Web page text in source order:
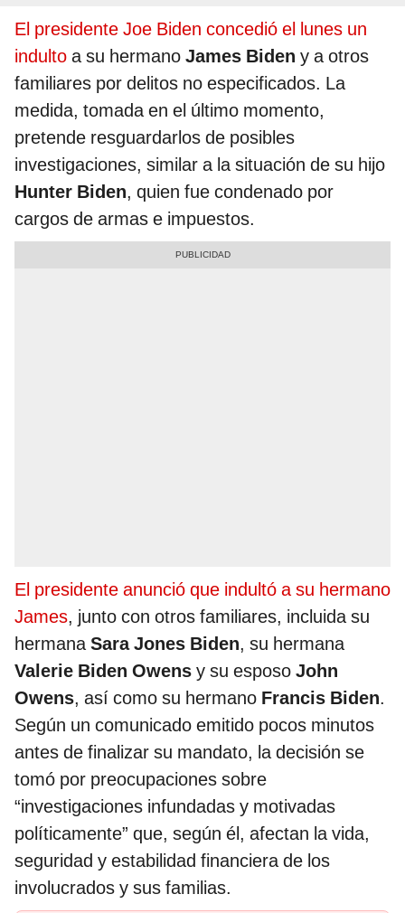
El presidente Joe Biden concedió el lunes un
indulto a su hermano James Biden y a otros
familiares por delitos no especificados. La
medida, tomada en el último momento,
pretende resguardarlos de posibles
investigaciones, similar a la situación de su hijo
Hunter Biden, quien fue condenado por
cargos de armas e impuestos.
El presidente anunció que indultó a su hermano
James, junto con otros familiares, incluida su
hermanaSara Jones Biden, su hermana
Valerie Biden Owens y su esposo John
Owens, así como su hermano Francis Biden.
Según un comunicado emitido pocos minutos
antes de finalizar su mandato, la decisión se
tomó por preocupaciones sobre
“investigaciones infundadas y motivadas
políticamente” que, según él, afectan la vida,
seguridad y estabilidad financiera de los
involucrados y sus familias.